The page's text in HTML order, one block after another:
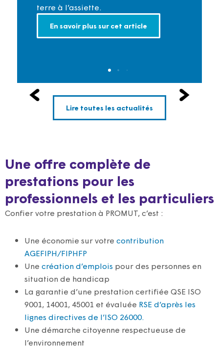
terre à l’assiette.
En savoir plus sur cet article
Lire toutes les actualités
Une offre complète de
prestations pour les
professionnels et les particuliers
Confier votre prestation à PROMUT, c’est :
Une économie sur votre contribution
AGEFIPH/FIPHFP
Une création d’emplois pour des personnes en
situation de handicap
La garantie d’une prestation certifiée QSE ISO
9001, 14001, 45001 et évaluée RSE d’après les
lignes directives de l’ISO 26000.
Une démarche citoyenne respectueuse de
l’environnement